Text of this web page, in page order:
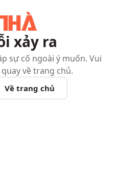
xảy ra
sự cố ngoài ý muốn. Vui
về trang chủ.
Về trang chủ